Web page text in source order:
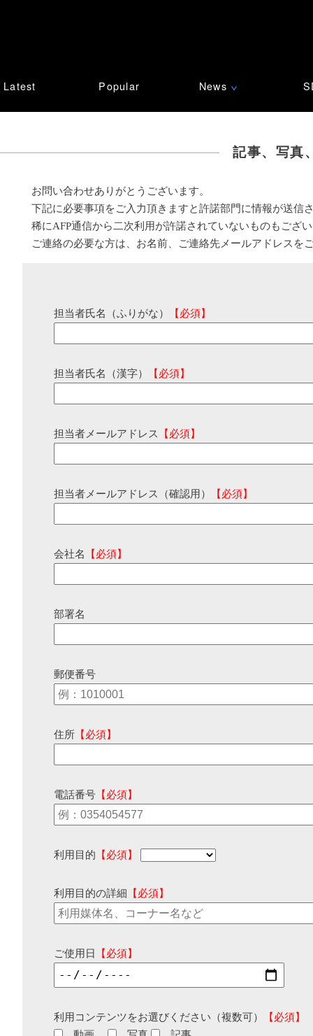
Latest Popular News ∨
記事、写真
お問い合わせありがとうございます。
下記に必要事項をご入力頂きますと許諾部門に情報が送信
稀にAFP通信から二次利用が許諾されていないものもござ
ご連絡の必要な方は、お名前、ご連絡先メールアドレスを
担当者氏名（ふりがな） 【必須】
担当者氏名（漢字） 【必須】
担当者メールアドレス 【必須】
担当者メールアドレス（確認用） 【必須】
会社名 【必須】
部署名
郵便番号
住所 【必須】
電話番号 【必須】
利用目的 【必須】
利用目的の詳細 【必須】
ご使用日 【必須】
利用コンテンツをお選びください（複数可）
【必須】